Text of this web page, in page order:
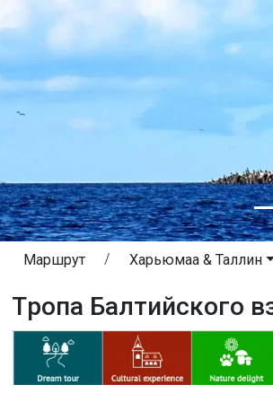
Маршрут Харьюмаа & Таллин
Tропa Балтийского